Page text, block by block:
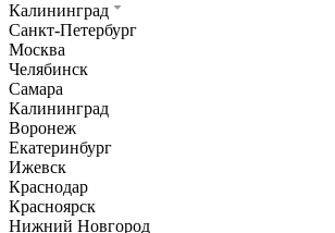
Калининград
Санкт-Петербург
Москва
Челябинск
Самара
Калининград
Воронеж
Екатеринбург
Ижевск
Краснодар
Красноярск
Нижний Новгород